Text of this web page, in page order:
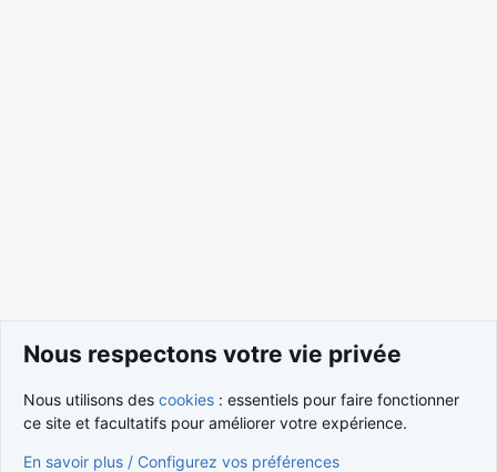
Cookies
Nous contacter
Conditions et règlement
Nous respectons votre vie privée
Nous utilisons des cookies : essentiels pour faire fonctionner
ce site et facultatifs pour améliorer votre expérience.
En savoir plus / Configurez vos préférences